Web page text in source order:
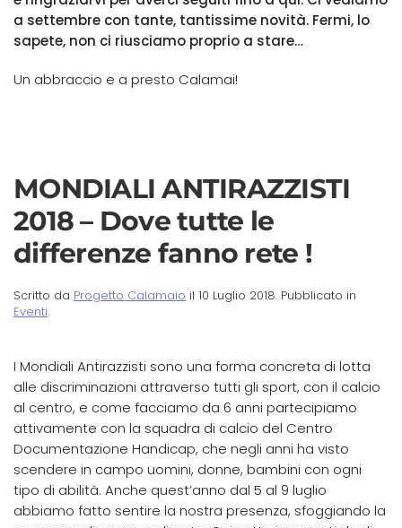
a settembre con tante, tantissime novità. Fermi, lo
sapete, non ci riusciamo proprio a stare…
Un abbraccio e a presto Calamai!
MONDIALI ANTIRAZZISTI
2018 – Dove tutte le
differenze fanno rete !
Scritto da Progetto Calamaio il 10 Luglio 2018. Pubblicato in
Eventi.
I Mondiali Antirazzisti sono una forma concreta di lotta
alle discriminazioni attraverso tutti gli sport, con il calcio
al centro, e come facciamo da 6 anni partecipiamo
attivamente con la squadra di calcio del Centro
Documentazione Handicap, che negli anni ha visto
scendere in campo uomini, donne, bambini con ogni
tipo di abilità. Anche quest’anno dal 5 al 9 luglio
abbiamo fatto sentire la nostra presenza, sfoggiando la